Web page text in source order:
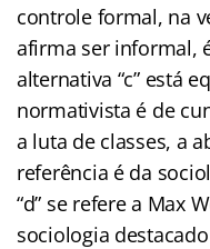
controle formal, na
afirma ser informal,
alternativa “c” está
normativista é de
a luta de classes, a
referência é da
“d” se refere a Max
sociologia